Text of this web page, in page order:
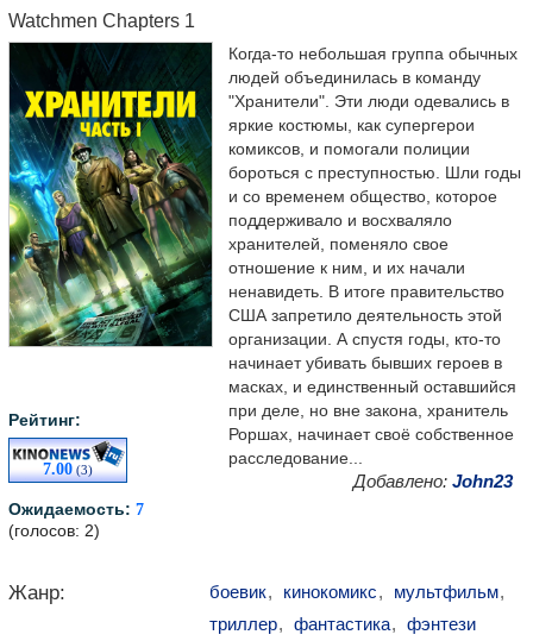
Watchmen Chapters 1
Рейтинг:
7.00 (3)
Ожидаемость: 7
(голосов: 2)
Когда-то небольшая группа обычных
людей объединилась в команду
"Хранители". Эти люди одевались в
яркие костюмы, как супергерои
комиксов, и помогали полиции
бороться с преступностью. Шли годы
и со временем общество, которое
поддерживало и восхваляло
хранителей, поменяло свое
отношение к ним, и их начали
ненавидеть. В итоге правительство
США запретило деятельность этой
организации. А спустя годы, кто-то
начинает убивать бывших героев в
масках, и единственный оставшийся
при деле, но вне закона, хранитель
Роршах, начинает своё собственное
расследование...
Добавлено: John23
Жанр: боевик, кинокомикс, мультфильм,
триллер, фантастика, фэнтези